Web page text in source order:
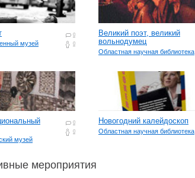
0
0
музей
Великий поэт, великий
вольнодумец
Областная научная библиотека
0
0
музей
Новогодний калейдоскоп
Областная научная библиотека
мероприятия